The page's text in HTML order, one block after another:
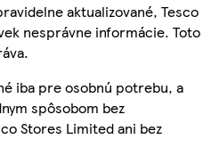
aktualizované, Tesco
nesprávne informácie. Toto
iba pre osobnú potrebu, a
spôsobom bez
Stores Limited ani bez